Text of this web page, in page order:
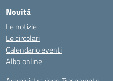
Novità
Le notizie
Le circolari
Calendario eventi
Albo online